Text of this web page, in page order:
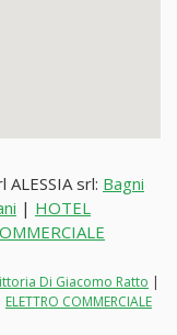
srl: Bagni
| HOTEL
Di Giacomo Ratto |
ELETTRO COMMERCIALE